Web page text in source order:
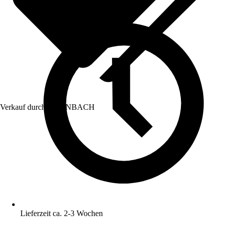
Verkauf durch: HORNBACH
Lieferzeit ca. 2-3 Wochen